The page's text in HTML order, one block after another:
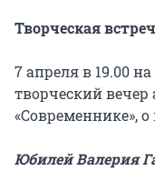
Творческая
7 апреля в 19.00
творческий
«Современнике», о
Юбилей Валерия